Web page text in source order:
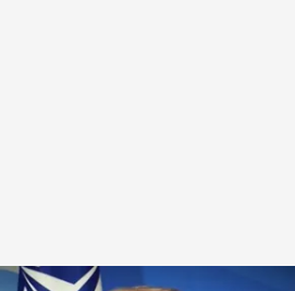
Conectamos en directo con Javier Ruipérez